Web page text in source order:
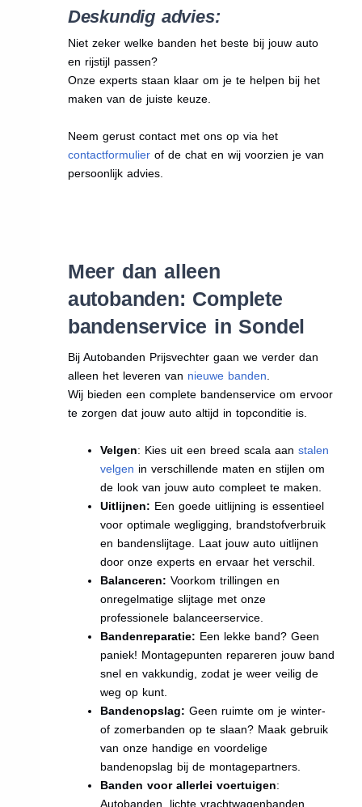
Deskundig advies:
Niet zeker welke banden het beste bij jouw auto
en rijstijl passen?
Onze experts staan klaar om je te helpen bij het
maken van de juiste keuze.
Neem gerust contact met ons op via het
contactformulierof de chat en wij voorzien je van
persoonlijk advies.
Meer dan alleen
autobanden: Complete
bandenservice in Sondel
Bij Autobanden Prijsvechter gaan we verder dan
alleen het leveren van nieuwe banden.
Wij bieden een complete bandenservice om ervoor
te zorgen dat jouw auto altijd in topconditie is.
Velgen: Kies uit een breed scala aan stalen
velgen in verschillende maten en stijlen om
de look van jouw auto compleet te maken.
Uitlijnen: Een goede uitlijning is essentieel
voor optimale wegligging, brandstofverbruik
en bandenslijtage. Laat jouw auto uitlijnen
door onze experts en ervaar het verschil.
Balanceren: Voorkom trillingen en
onregelmatige slijtage met onze
professionele balanceerservice.
Bandenreparatie: Een lekke band? Geen
paniek! Montagepunten repareren jouw band
snel en vakkundig, zodat je weer veilig de
weg op kunt.
Bandenopslag: Geen ruimte om je winter-
of zomerbanden op te slaan? Maak gebruik
van onze handige en voordelige
bandenopslag bij de montagepartners.
Banden voor allerlei voertuigen:
Autobanden, lichte vrachtwagenbanden,